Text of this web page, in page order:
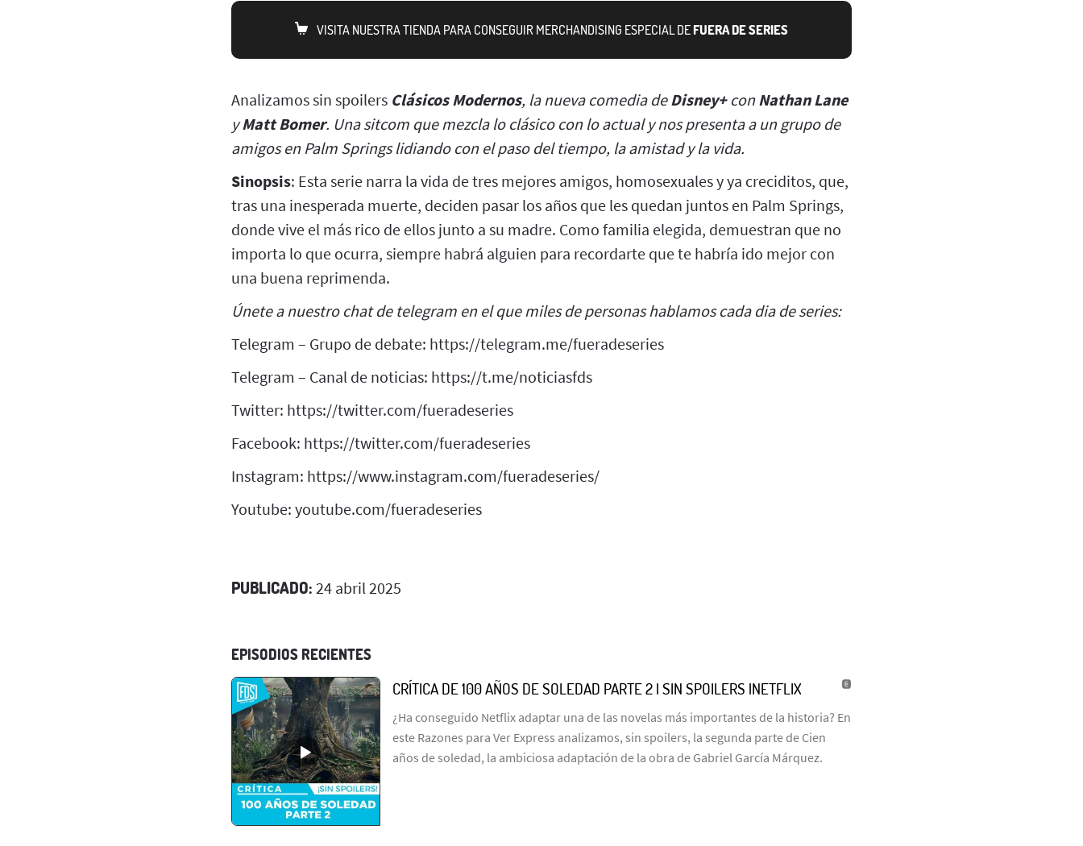
VISITA NUESTRA TIENDA PARA CONSEGUIR MERCHANDISING ESPECIAL DEFUERA DE SERIES
Analizamos sin spoilers Clásicos Modernos, la nueva comedia de Disney+con Nathan Lane
yMatt Bomer. Una sitcom que mezcla lo clásico con lo actual y nos presenta a un grupo de
amigos en Palm Springs lidiando con el paso del tiempo, la amistad y la vida.
Sinopsis: Esta serie narra la vida de tres mejores amigos, homosexuales y ya creciditos, que,
tras una inesperada muerte, deciden pasar los años que les quedan juntos en Palm Springs,
donde vive el más rico de ellos junto a su madre. Como familia elegida, demuestran que no
importa lo que ocurra, siempre habrá alguien para recordarte que te habría ido mejor con
una buena reprimenda.
Únete a nuestro chat de telegram en el que miles de personas hablamos cada dia de series:
Telegram – Grupo de debate: https://telegram.me/fueradeseries
Telegram – Canal de noticias: https://t.me/noticiasfds
Twitter: https://twitter.com/fueradeseries
Facebook: https://twitter.com/fueradeseries
Instagram: https://www.instagram.com/fueradeseries/
Youtube: youtube.com/fueradeseries
PUBLICADO: 24 abril 2025
EPISODIOS RECIENTES
CRÍTICA DE 100 AÑOS DE SOLEDAD PARTE 2 | SIN SPOILERS |NETFLIX
¿Ha conseguido Netflix adaptar una de las novelas más importantes de la historia? En
este Razones para Ver Express analizamos, sin spoilers, la segunda parte de Cien
años de soledad, la ambiciosa adaptación de la obra de Gabriel García Márquez.